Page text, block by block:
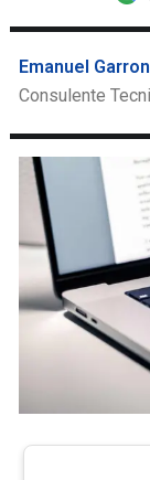
Emanuel
Consulente